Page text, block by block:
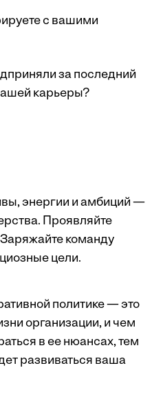
с вашими
за последний
карьеры?
энергии и амбиций —
Проявляйте
Заряжайте команду
цели.
политике — это
организации, и чем
в ее нюансах, тем
развиваться ваша